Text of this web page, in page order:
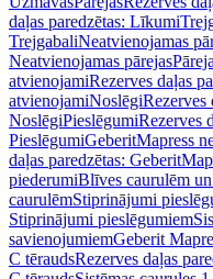
daļas paredzētas: Līkumi
TrejgabaliNeatvienojamas
Neatvienojamas pārejas
atvienojamiRezerves daļas
atvienojamiNoslēgiRezerves
NoslēgiPieslēgumiRezerves
PieslēgumiGeberitMapress
daļas paredzētas:
piederumiBlīves caurulēm
caurulēmStiprinājumi
Stiprinājumi pieslēgumiem
savienojumiemGeberit
C tēraudsRezerves daļas